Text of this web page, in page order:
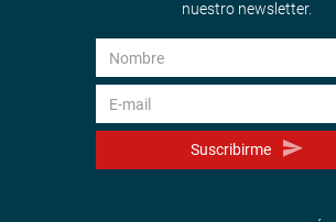
nuestro newsletter.
Suscribirme